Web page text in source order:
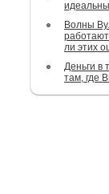
Волны
ли этих
Деньги в
там, где